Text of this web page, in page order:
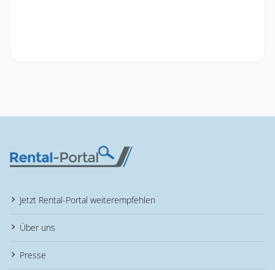
Jetzt Rental-Portal weiterempfehlen
Über uns
Presse